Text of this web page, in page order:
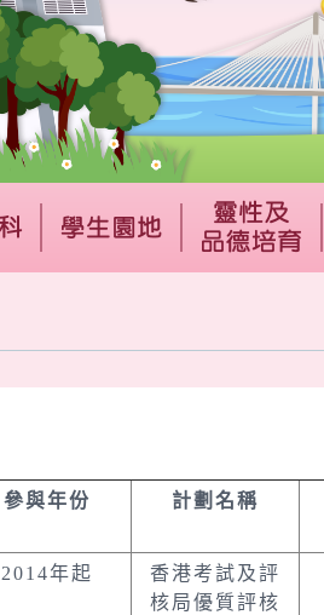
參與年份 計劃名稱
2014年起
香港考試及評
核局優質評核